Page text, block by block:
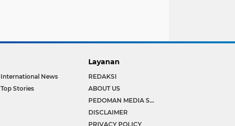
International News
Top Stories
Layanan
REDAKSI
ABOUT US
PEDOMAN MEDIA SIBER
DISCLAIMER
PRIVACY POLICY